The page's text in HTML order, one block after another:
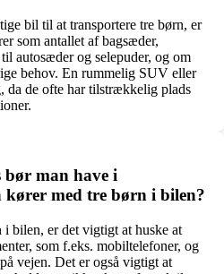
bil til at transportere tre børn, er
som antallet af bagsæder,
autosæder og selepuder, og om
behov. En rummelig SUV eller
de ofte har tilstrækkelig plads
bør man have i
kører med tre børn i bilen?
bilen, er det vigtigt at huske at
som f.eks. mobiltelefoner, og
vejen. Det er også vigtigt at